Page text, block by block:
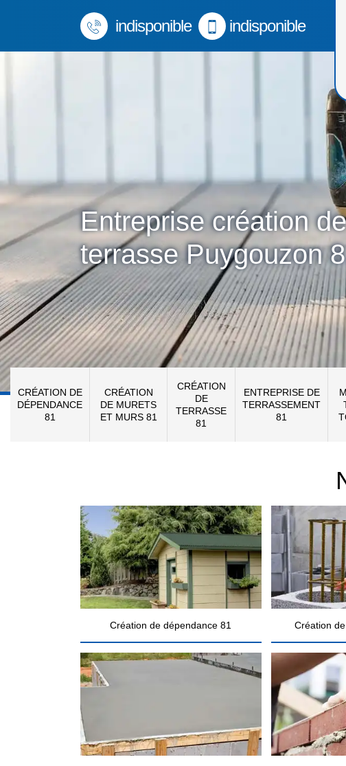
indisponible indisponible
Entreprise création de
terrasse Puygouzon
CRÉATION DE
DÉPENDANCE
81
CRÉATION
DE MURETS
ET MURS 81
CRÉATION
DE
TERRASSE
81
ENTREPRISE DE
TERRASSEMENT
81
Création de dépendance 81 Création